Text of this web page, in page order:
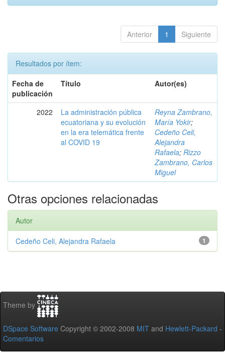
Anterior 1 Siguiente
Resultados por ítem:
Fecha de
publicación
Título Autor(es)
2022
La administración pública
ecuatoriana y su evolución
en la era telemática frente
al COVID 19
Reyna Zambrano,
María Yokir;
Cedeño Celi,
Alejandra
Rafaela; Rizzo
Zambrano, Carlos
Miguel
Otras opciones relacionadas
Autor
1
Cedeño Celi, Alejandra Rafaela
Theme by
DSpace Software Copyright © 2002-2008 MIT and Hewlett-Packard -
Comentarios